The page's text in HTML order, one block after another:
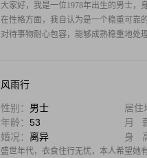
大家好，我是一位1978年出生的男士，
在性格方面，我自认为是一个稳重可靠
对待事物耐心包容，能够成熟稳重地处
风雨行
性别： 男士 居住
年龄： 53 月
婚况： 离异 身
盛世年代，衣食住行无忧，本人希望她